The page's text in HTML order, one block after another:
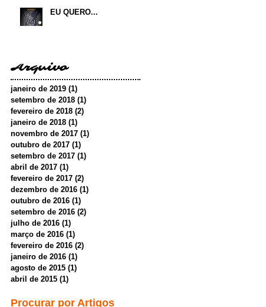
EU QUERO...
Arquivo
janeiro de 2019 (1)
setembro de 2018 (1)
fevereiro de 2018 (2)
janeiro de 2018 (1)
novembro de 2017 (1)
outubro de 2017 (1)
setembro de 2017 (1)
abril de 2017 (1)
fevereiro de 2017 (2)
dezembro de 2016 (1)
outubro de 2016 (1)
setembro de 2016 (2)
julho de 2016 (1)
março de 2016 (1)
fevereiro de 2016 (2)
janeiro de 2016 (1)
agosto de 2015 (1)
abril de 2015 (1)
Procurar por Artigos